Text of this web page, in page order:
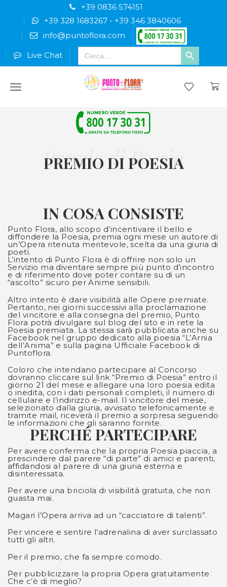
+39 0836 574151
+39 328 1683267- +39 346 3840606
info@puntoflora.com
Live Chat
Search
for:
Menu
PREMIO DI POESIA
IN COSA CONSISTE
Punto Flora, allo scopo d’incentivare il bello e
diffondere la Poesia, premia ogni mese un autore di
un’Opera ritenuta meritevole, scelta da una giuria di
poeti.
L’intento di Punto Flora è di offrire non solo un
Servizio ma diventare sempre più punto d’incontro
e di riferimento dove poter contare su di un
“ascolto” sicuro per Anime sensibili.
Altro intento è dare visibilità alle Opere premiate.
Pertanto, nei giorni successivi alla proclamazione
del vincitore e alla consegna del premio, Punto
Flora potrà divulgare sul blog del sito e in rete la
Poesia premiata. La stessa sarà pubblicata anche su
Facebook nel gruppo dedicato alla poesia “L’Arnia
dell’Anima” e sulla pagina Ufficiale Facebook di
Puntoflora.
Coloro che intendano partecipare al Concorso
dovranno cliccare sul link “Premio di Poesia” entro il
giorno 21 del mese e allegare una loro poesia edita
o inedita, con i dati personali completi, il numero di
cellulare e l’indirizzo e-mail. Il vincitore del mese,
selezionato dalla giuria, avvisato telefonicamente e
tramite mail, riceverà il premio a sorpresa seguendo
le informazioni che gli saranno fornite.
PERCHÉ PARTECIPARE
Per avere conferma che la propria Poesia piaccia, a
prescindere dal parere “di parte” di amici e parenti,
affidandosi al parere di una giuria esterna e
disinteressata.
Per avere una briciola di visibilità gratuita, che non
guasta mai.
Magari l’Opera arriva ad un “cacciatore di talenti”.
Per vincere e sentire l’adrenalina di aver surclassato
tutti gli altri.
Per il premio, che fa sempre comodo.
Per pubblicizzare la propria Opera gratuitamente.
Che c’è di meglio?